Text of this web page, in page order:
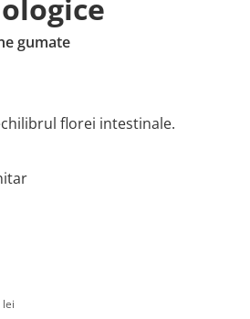
gumate
florei intestinale.